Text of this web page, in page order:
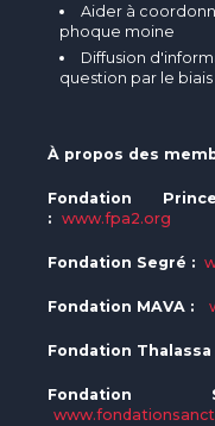
Aider à
phoque moine
Diffusion
question par le
À propos des
Fondation
:
www.fpa2.org
Fondation Segré :
Fondation MAVA :
Fondation Thalassa